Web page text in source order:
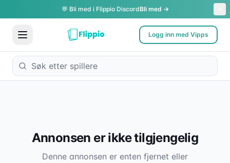
💬 Bli med i Flippio DiscordBli med →
Logg inn med Vipps
Annonsen er ikke tilgjengelig
Denne annonsen er enten fjernet eller